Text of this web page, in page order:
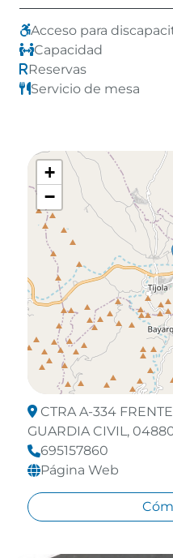
Acceso para
Capacidad
Reservas
Servicio de mesa
+
−
CTRA A-334
GUARDIA CIVIL,
695157860
Página Web